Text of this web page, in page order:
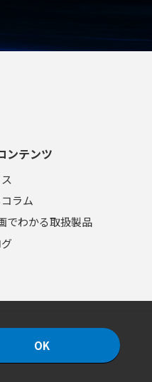
機ホッパーへの移送 ●デリケート
ンテンツ
ラム
でわかる取扱製品
OK